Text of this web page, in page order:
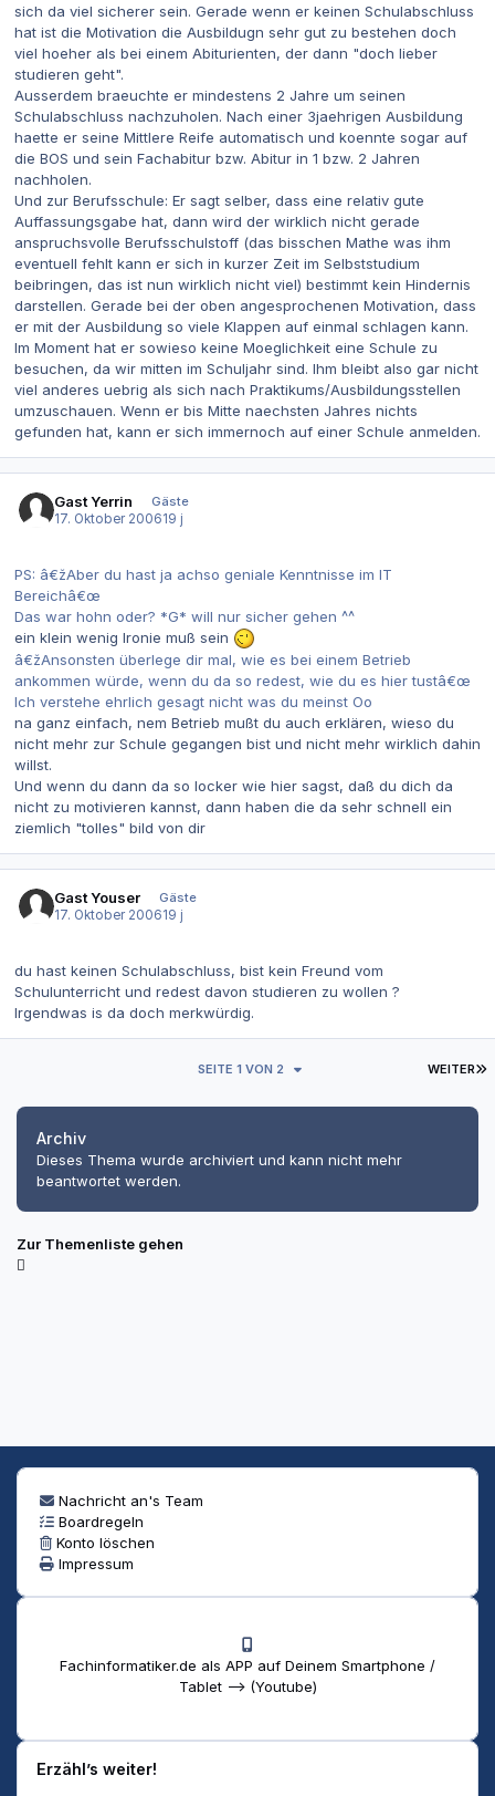
sich da viel sicherer sein. Gerade wenn er keinen Schulabschluss
hat ist die Motivation die Ausbildugn sehr gut zu bestehen doch
viel hoeher als bei einem Abiturienten, der dann "doch lieber
studieren geht".
Ausserdem braeuchte er mindestens 2 Jahre um seinen
Schulabschluss nachzuholen. Nach einer 3jaehrigen Ausbildung
haette er seine Mittlere Reife automatisch und koennte sogar auf
die BOS und sein Fachabitur bzw. Abitur in 1 bzw. 2 Jahren
nachholen.
Und zur Berufsschule: Er sagt selber, dass eine relativ gute
Auffassungsgabe hat, dann wird der wirklich nicht gerade
anspruchsvolle Berufsschulstoff (das bisschen Mathe was ihm
eventuell fehlt kann er sich in kurzer Zeit im Selbststudium
beibringen, das ist nun wirklich nicht viel) bestimmt kein Hindernis
darstellen. Gerade bei der oben angesprochenen Motivation, dass
er mit der Ausbildung so viele Klappen auf einmal schlagen kann.
Im Moment hat er sowieso keine Moeglichkeit eine Schule zu
besuchen, da wir mitten im Schuljahr sind. Ihm bleibt also gar nicht
viel anderes uebrig als sich nach Praktikums/Ausbildungsstellen
umzuschauen. Wenn er bis Mitte naechsten Jahres nichts
gefunden hat, kann er sich immernoch auf einer Schule anmelden.
Gast Yerrin
Gäste
17. Oktober 200619 j
PS: â€žAber du hast ja achso geniale Kenntnisse im IT
Bereichâ€œ
Das war hohn oder? *G* will nur sicher gehen ^^
ein klein wenig Ironie muß sein
â€žAnsonsten überlege dir mal, wie es bei einem Betrieb
ankommen würde, wenn du da so redest, wie du es hier tustâ€œ
Ich verstehe ehrlich gesagt nicht was du meinst Oo
na ganz einfach, nem Betrieb mußt du auch erklären, wieso du
nicht mehr zur Schule gegangen bist und nicht mehr wirklich dahin
willst.
Und wenn du dann da so locker wie hier sagst, daß du dich da
nicht zu motivieren kannst, dann haben die da sehr schnell ein
ziemlich "tolles" bild von dir
Gast Youser
Gäste
17. Oktober 200619 j
du hast keinen Schulabschluss, bist kein Freund vom
Schulunterricht und redest davon studieren zu wollen ?
Irgendwas is da doch merkwürdig.
WEITER
SEITE 1 VON 2
Archiv
Dieses Thema wurde archiviert und kann nicht mehr
beantwortet werden.
Zur Themenliste gehen
Nachricht an's Team
Boardregeln
Konto löschen
Impressum
Fachinformatiker.de als APP auf Deinem Smartphone /
Tablet --> (Youtube)
Erzähl’s weiter!